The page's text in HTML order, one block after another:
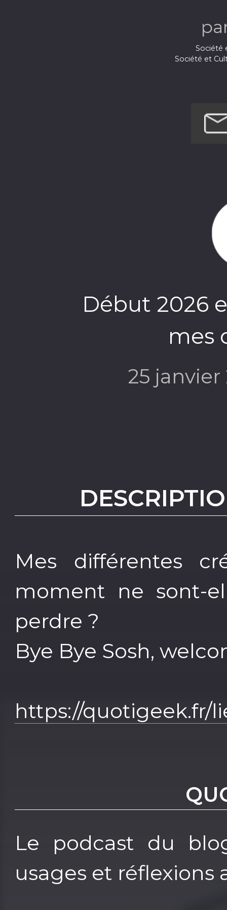
Société
Société et
Début 2026
mes
25
Mes différentes
moment ne sont-
perdre ?
Bye Bye Sosh,
https://quotigeek.fr/
Le podcast du
usages et réflexions